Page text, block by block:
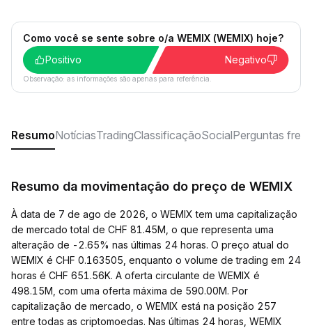
Como você se sente sobre o/a WEMIX (WEMIX) hoje?
Positivo
Negativo
Observação: as informações são apenas para referência.
ResumoNotíciasTradingClassificaçãoSocialPerguntas
Resumo da movimentação do preço de WEMIX
À data de 7 de ago de 2026, o WEMIX tem uma capitalização
de mercado total de CHF 81.45M, o que representa uma
alteração de -2.65% nas últimas 24 horas. O preço atual do
WEMIX é CHF 0.163505, enquanto o volume de trading em 24
horas é CHF 651.56K. A oferta circulante de WEMIX é
498.15M, com uma oferta máxima de 590.00M. Por
capitalização de mercado, o WEMIX está na posição 257
entre todas as criptomoedas. Nas últimas 24 horas, WEMIX